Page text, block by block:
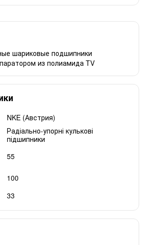
шариковые подшипники
из полиамида TV
NKE (Австрия)
Радіально-упорні кулькові
підшипники
55
100
33